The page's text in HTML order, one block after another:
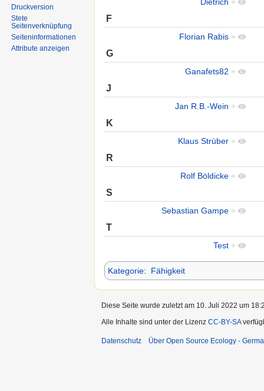
F
Florian Rabis +
G
Ganafets82 +
J
Jan R.B.-Wein +
K
Klaus Strüber +
R
Rolf Böldicke +
S
Sebastian Gampe +
T
Test +
Kategorie: Fähigkeit
Druckversion
Stete
Seitenverknüpfung
Seiten­informationen
Attribute anzeigen
Diese Seite wurde zuletzt am 10. Juli 2022 um
Alle Inhalte sind unter der Lizenz CC-BY-SA
Datenschutz Über Open Source Ecology -